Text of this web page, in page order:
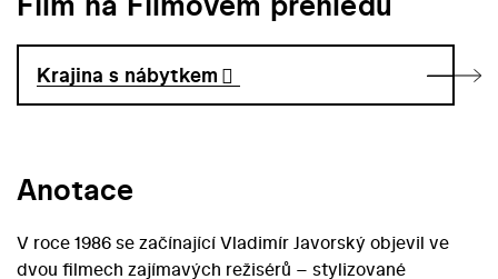
Krajina s nábytkem
Anotace
V roce 1986 se začínající Vladimír Javorský objevil ve
dvou filmech zajímavých režisérů – stylizované